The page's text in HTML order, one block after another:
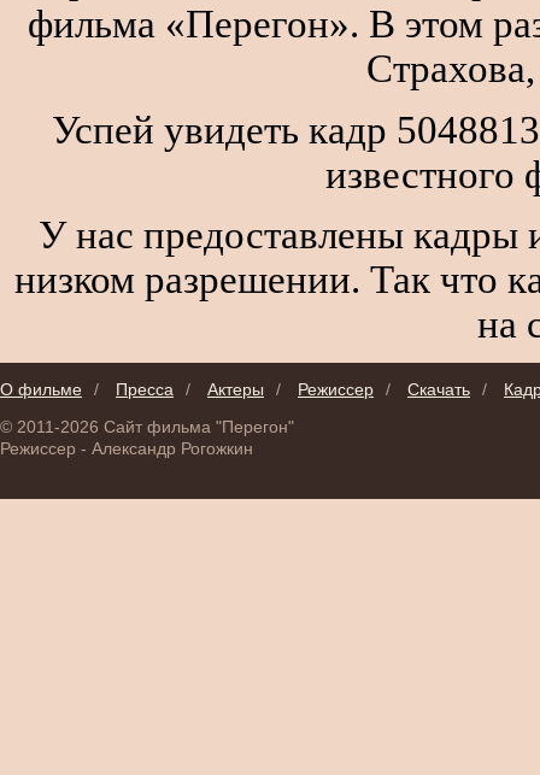
фильма «Перегон». В этом
Успей увидеть кадр
известного
У нас предоставлены кадры
низком разрешении. Так что
на
О фильме / Пресса / Актеры / Режиссер / Скачать /
© 2011-2026 Сайт фильма "Перегон"
Режиссер - Александр Рогожкин